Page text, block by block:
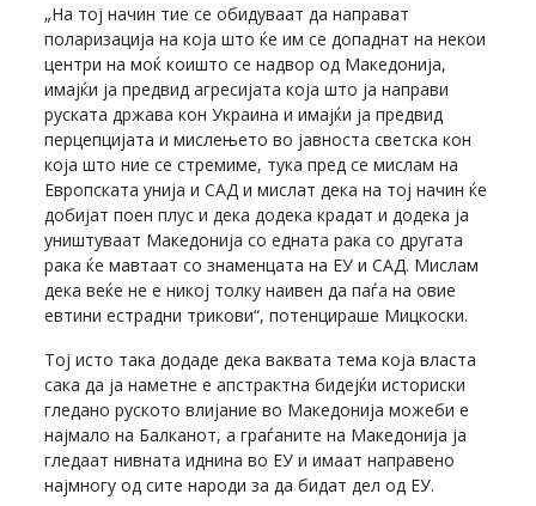
„На тој начин тие се обидуваат да направат
поларизација на која што ќе им се допаднат на некои
центри на моќ коишто се надвор од Македонија,
имајќи ја предвид агресијата која што ја направи
руската држава кон Украина и имајќи ја предвид
перцепцијата и мислењето во јавноста светска кон
која што ние се стремиме, тука пред се мислам на
Европската унија и САД и мислат дека на тој начин ќе
добијат поен плус и дека додека крадат и додека ја
уништуваат Македонија со едната рака со другата
рака ќе мавтаат со знаменцата на ЕУ и САД. Мислам
дека веќе не е никој толку наивен да паѓа на овие
евтини естрадни трикови“, потенцираше Мицкоски.
Тој исто така додаде дека ваквата тема која власта
сака да ја наметне е апстрактна бидејќи историски
гледано руското влијание во Македонија можеби е
најмало на Балканот, а граѓаните на Македонија ја
гледаат нивната иднина во ЕУ и имаат направено
најмногу од сите народи за да бидат дел од ЕУ.